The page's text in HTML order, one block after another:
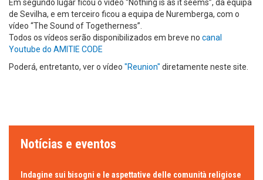
Em segundo lugar ficou o vídeo “Nothing is as it seems”, da equipa
de Sevilha, e em terceiro ficou a equipa de Nuremberga, com o
vídeo “The Sound of Togetherness”.
Todos os vídeos serão disponibilizados em breve no canal
Youtube do AMITIE CODE
Poderá, entretanto, ver o vídeo "Reunion" diretamente neste site.
Notícias e eventos
Indagine sui bisogni e le aspettative delle comunità religiose